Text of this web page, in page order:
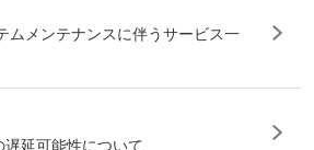
ムメンテナンスに伴うサービス一
延可能性について